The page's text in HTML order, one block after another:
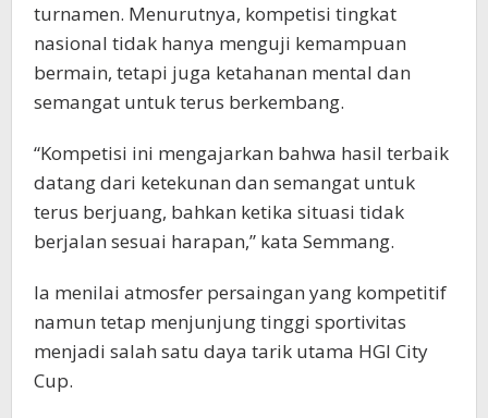
turnamen. Menurutnya, kompetisi tingkat
nasional tidak hanya menguji kemampuan
bermain, tetapi juga ketahanan mental dan
semangat untuk terus berkembang.
“Kompetisi ini mengajarkan bahwa hasil terbaik
datang dari ketekunan dan semangat untuk
terus berjuang, bahkan ketika situasi tidak
berjalan sesuai harapan,” kata Semmang.
Ia menilai atmosfer persaingan yang kompetitif
namun tetap menjunjung tinggi sportivitas
menjadi salah satu daya tarik utama HGI City
Cup.